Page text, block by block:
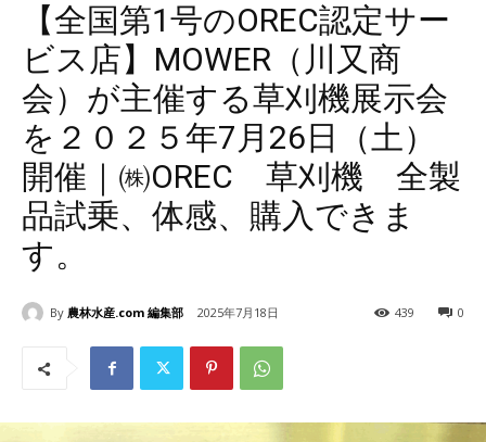
【全国第1号のOREC認定サー
ビス店】MOWER（川又商
会）が主催する草刈機展示会
を２０２５年7月26日（土）
開催｜㈱OREC 草刈機 全製
品試乗、体感、購入できま
す。
By 農林水産.com 編集部 2025年7月18日 0
439